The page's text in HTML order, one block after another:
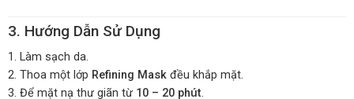
3. Hướng Dẫn Sử Dụng
Làm sạch da.
Thoa một lớp Refining Mask đều khắp mặt.
Để mặt nạ thư giãn từ 10 – 20 phút.